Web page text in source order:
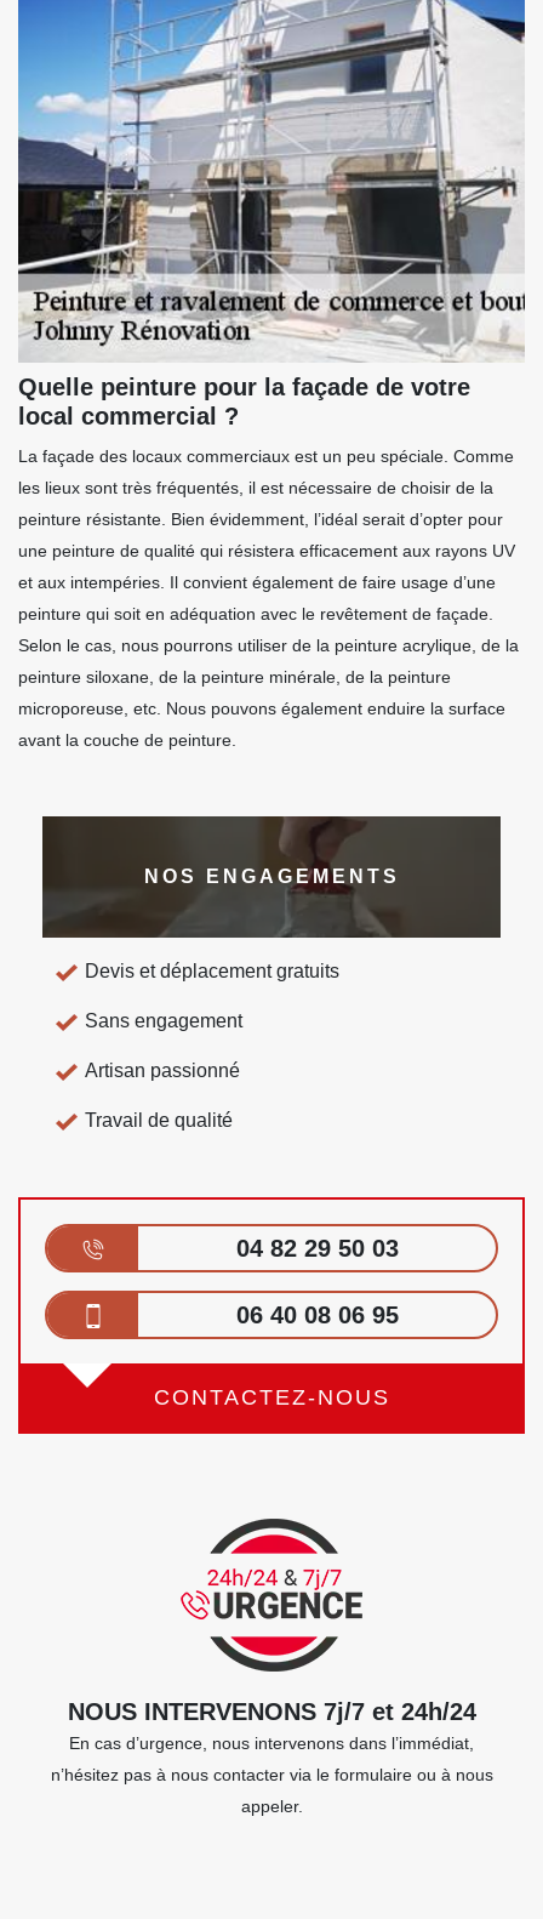
Quelle peinture pour la façade de votre
local commercial ?
La façade des locaux commerciaux est un peu spéciale. Comme
les lieux sont très fréquentés, il est nécessaire de choisir de la
peinture résistante. Bien évidemment, l’idéal serait d’opter pour
une peinture de qualité qui résistera efficacement aux rayons UV
et aux intempéries. Il convient également de faire usage d’une
peinture qui soit en adéquation avec le revêtement de façade.
Selon le cas, nous pourrons utiliser de la peinture acrylique, de la
peinture siloxane, de la peinture minérale, de la peinture
microporeuse, etc. Nous pouvons également enduire la surface
avant la couche de peinture.
NOS ENGAGEMENTS
Devis et déplacement gratuits
Sans engagement
Artisan passionné
Travail de qualité
04 82 29 50 03
06 40 08 06 95
CONTACTEZ-NOUS
NOUS INTERVENONS 7j/7 et 24h/24
En cas d’urgence, nous intervenons dans l’immédiat,
n’hésitez pas à nous contacter via le formulaire ou à nous
appeler.